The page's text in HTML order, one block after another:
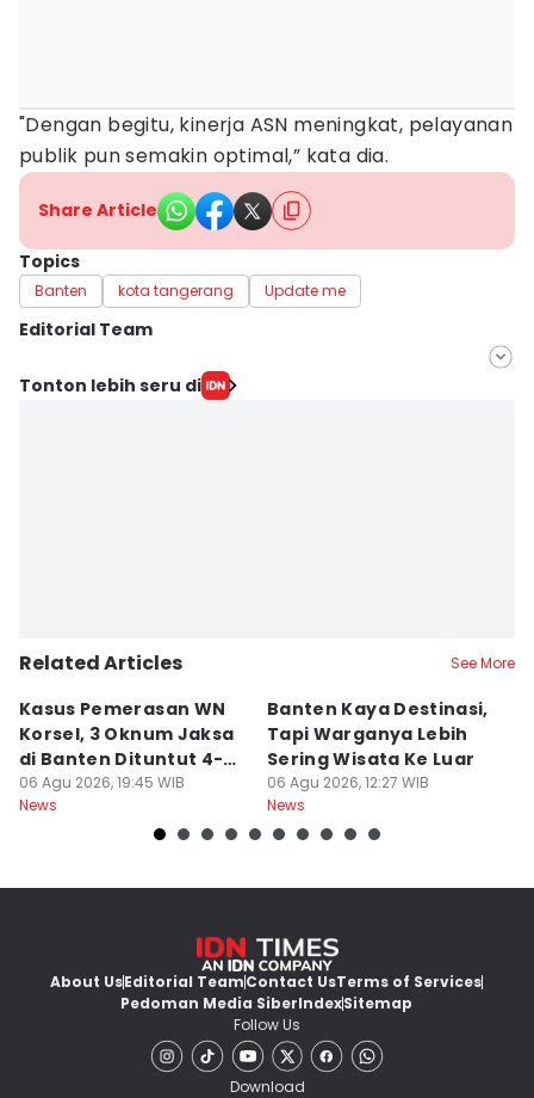
"Dengan begitu, kinerja ASN meningkat, pelayanan
publik pun semakin optimal,” kata dia.
Share Article
Topics
Banten kota tangerang Update me
Editorial Team
Editor
Tonton lebih seru di
Related Articles See More
Kasus Pemerasan WN
Korsel, 3 Oknum Jaksa
di Banten Dituntut 4-5
Tahun
06 Agu 2026, 19:45 WIB
News
Banten Kaya Destinasi,
Tapi Warganya Lebih
Sering Wisata Ke Luar
06 Agu 2026, 12:27 WIB
News
About UsEditorial TeamContact UsTerms of Services
Pedoman Media SiberIndexSitemap
Follow Us
Download